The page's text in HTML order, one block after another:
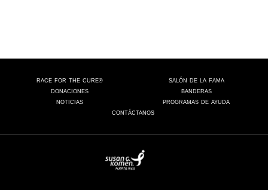
RACE FOR THE CURE®
SALÓN DE LA FAMA
DONACIONES
BANDERAS
NOTICIAS
PROGRAMAS DE AYUDA
CONTÁCTANOS